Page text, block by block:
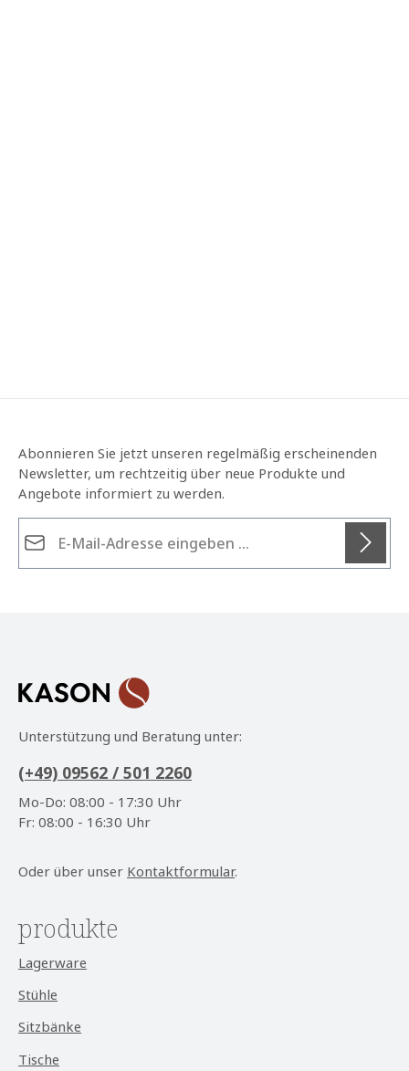
Abonnieren Sie jetzt unseren regelmäßig erscheinenden
Newsletter, um rechtzeitig über neue Produkte und
Angebote informiert zu werden.
Unterstützung und Beratung unter:
(+49) 09562 / 501 2260
Mo-Do: 08:00 - 17:30 Uhr
Fr: 08:00 - 16:30 Uhr
Oder über unser Kontaktformular.
produkte
Lagerware
Stühle
Sitzbänke
Tische